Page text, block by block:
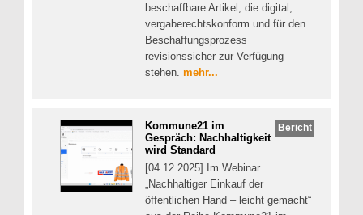
beschaffbare Artikel, die digital,
vergaberechtskonform und für den
Beschaffungsprozess
revisionssicher zur Verfügung
stehen. mehr...
Bericht
Kommune21 im
Gespräch: Nachhaltigkeit
wird Standard
[04.12.2025] Im Webinar
„Nachhaltiger Einkauf der
öffentlichen Hand – leicht gemacht“